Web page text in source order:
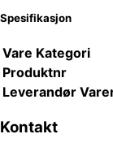
Spesifikasjon
Vare Kategori
Produktnr
Leverandør
Kontakt